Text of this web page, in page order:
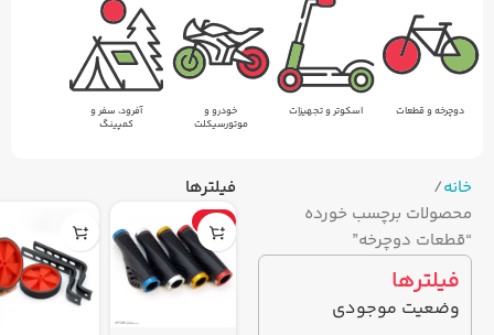
دوچرخه و قطعات اسکوتر و تجهیزات
خودرو و
موتورسیکلت
آفرود، سفر و
کمپینگ
خانه
محصولات برچسب خورده
“قطعات دوچرخه”
فیلترها
وضعیت موجودی
فیلترها
-11%